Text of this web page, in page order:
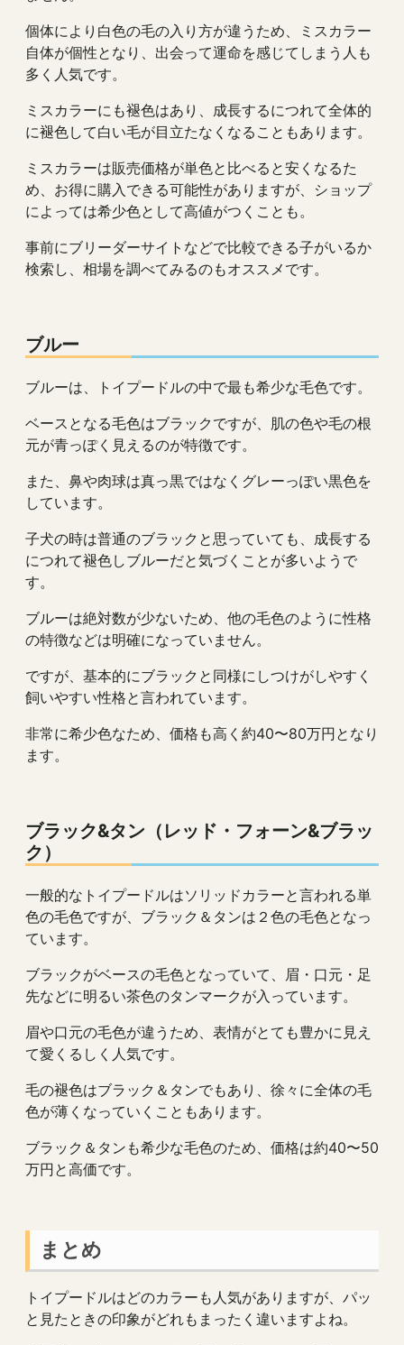
個体により白色の毛の入り方が違うため、ミスカラー
自体が個性となり、出会って運命を感じてしまう人も
多く人気です。
ミスカラーにも褪色はあり、成長するにつれて全体的
に褪色して白い毛が目立たなくなることもあります。
ミスカラーは販売価格が単色と比べると安くなるた
め、お得に購入できる可能性がありますが、ショップ
によっては希少色として高値がつくことも。
事前にブリーダーサイトなどで比較できる子がいるか
検索し、相場を調べてみるのもオススメです。
ブルー
ブルーは、トイプードルの中で最も希少な毛色です。
ベースとなる毛色はブラックですが、肌の色や毛の根
元が青っぽく見えるのが特徴です。
また、鼻や肉球は真っ黒ではなくグレーっぽい黒色を
しています。
子犬の時は普通のブラックと思っていても、成長する
につれて褪色しブルーだと気づくことが多いようで
す。
ブルーは絶対数が少ないため、他の毛色のように性格
の特徴などは明確になっていません。
ですが、基本的にブラックと同様にしつけがしやすく
飼いやすい性格と言われています。
非常に希少色なため、価格も高く約40〜80万円となり
ます。
ブラック&タン（レッド・フォーン&ブラッ
ク）
一般的なトイプードルはソリッドカラーと言われる単
色の毛色ですが、ブラック＆タンは２色の毛色となっ
ています。
ブラックがベースの毛色となっていて、眉・口元・足
先などに明るい茶色のタンマークが入っています。
眉や口元の毛色が違うため、表情がとても豊かに見え
て愛くるしく人気です。
毛の褪色はブラック＆タンでもあり、徐々に全体の毛
色が薄くなっていくこともあります。
ブラック＆タンも希少な毛色のため、価格は約40〜50
万円と高価です。
まとめ
トイプードルはどのカラーも人気がありますが、パッ
と見たときの印象がどれもまったく違いますよね。